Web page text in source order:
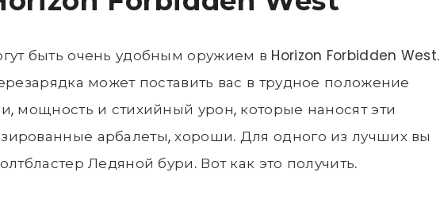
быть очень удобным оружием в Horizon Forbidden West.
может поставить вас в трудное положение
мощность и стихийный урон, которые наносят эти
арбалеты, хороши. Для одного из лучших вы
Ледяной бури. Вот как это получить.